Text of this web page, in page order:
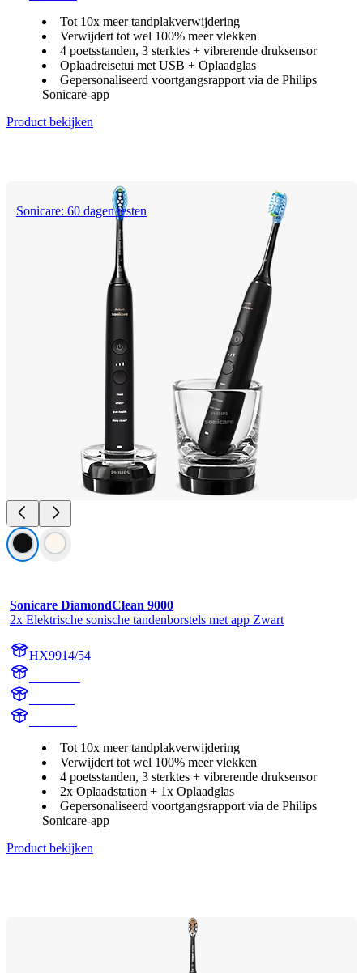
Tot 10x meer tandplakverwijdering
Verwijdert tot wel 100% meer vlekken
4 poetsstanden, 3 sterktes + vibrerende druksensor
Oplaadreisetui met USB + Oplaadglas
Gepersonaliseerd voortgangsrapport via de Philips
Sonicare-app
Product bekijken
Sonicare: 60 dagen testen
Sonicare DiamondClean 9000
2x Elektrische sonische tandenborstels met app Zwart
HX9914/54
Tot 10x meer tandplakverwijdering
Verwijdert tot wel 100% meer vlekken
4 poetsstanden, 3 sterktes + vibrerende druksensor
2x Oplaadstation + 1x Oplaadglas
Gepersonaliseerd voortgangsrapport via de Philips
Sonicare-app
Product bekijken